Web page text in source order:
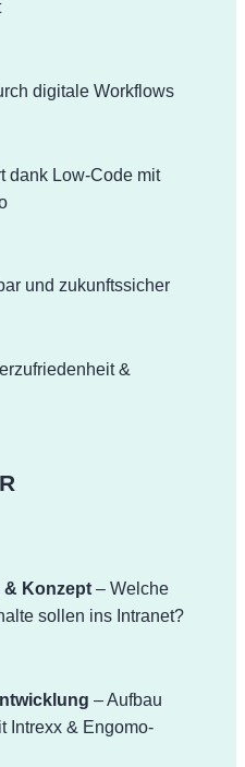
digitale Workflows
dank Low-Code mit
und zukunftssicher
&
& Konzept – Welche
sollen ins Intranet?
– Aufbau
Intrexx & Engomo-